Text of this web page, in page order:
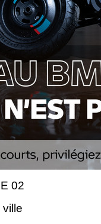
02
ville